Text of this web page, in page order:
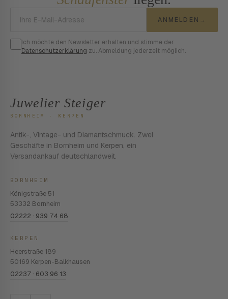
ANMELDEN →
Ich möchte den Newsletter erhalten und stimme der
Datenschutzerklärung zu. Abmeldung jederzeit möglich.
Juwelier Steiger
BORNHEIM · KERPEN
Antik-, Vintage- und Diamantschmuck. Zwei
Geschäfte in Bornheim und Kerpen, ein
Versandankauf deutschlandweit.
BORNHEIM
Königstraße 51
53332 Bornheim
02222 · 939 74 68
KERPEN
Heerstraße 189
50169 Kerpen-Balkhausen
02237 · 603 96 13